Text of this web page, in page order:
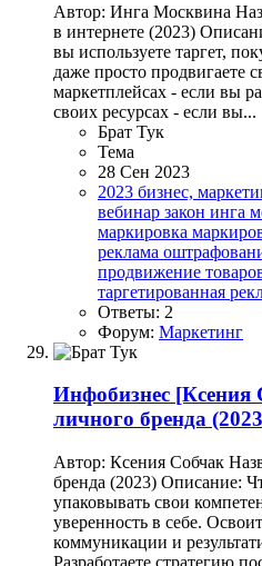
Автор: Инга Москвина
в интернете (2023)
вы используете таргет,
даже просто продвигаете
маркетплейсах ‌- если вы
своих ресурсах ‌- если вы...
Брат Тук
Тема
28 Сен 2023
2023 бизнес,
вебинар закон инга
маркировка
реклама
продвижение
таргетированная
Ответы: 2
Форум: Маркетинг
Инфобизнес [Ксения
личного бренда
Автор: Ксения Собчак
бренда (2023) Описание:
упаковывать свои
уверенность в себе.
коммуникации и
Разработаете стратегию